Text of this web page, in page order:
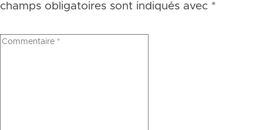
champs obligatoires sont indiqués avec *